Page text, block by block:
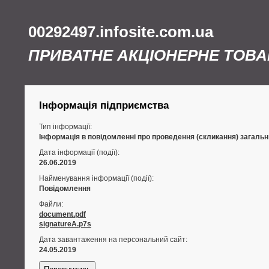
00292497.infosite.com.ua
ПРИВАТНЕ АКЦІОНЕРНЕ
Інформація підприємства
Тип інформації:
Інформація в повідомленні про проведення (скликання)
Дата інформації (події):
26.06.2019
Найменування інформації (події):
Повідомлення
Файли:
document.pdf
signatureA.p7s
Дата завантаження на персональний сайт:
24.05.2019